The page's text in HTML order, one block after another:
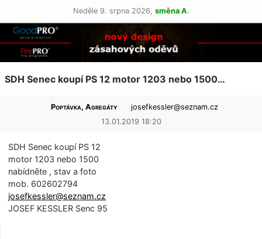
Neděle 9. srpna 2026, směna A.
SDH Senec koupí PS 12 motor 1203 nebo 1500…
Poptávka, Agregáty josefkessler@seznam.cz
13.01.2019 18:20
SDH Senec koupí PS 12
motor 1203 nebo 1500
nabídněte , stav a foto
mob. 602602794
josefkessler@seznam.cz
JOSEF KESSLER Senc 95